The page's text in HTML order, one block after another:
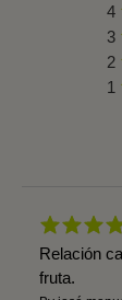
4
3
2
1
Relación
fruta.